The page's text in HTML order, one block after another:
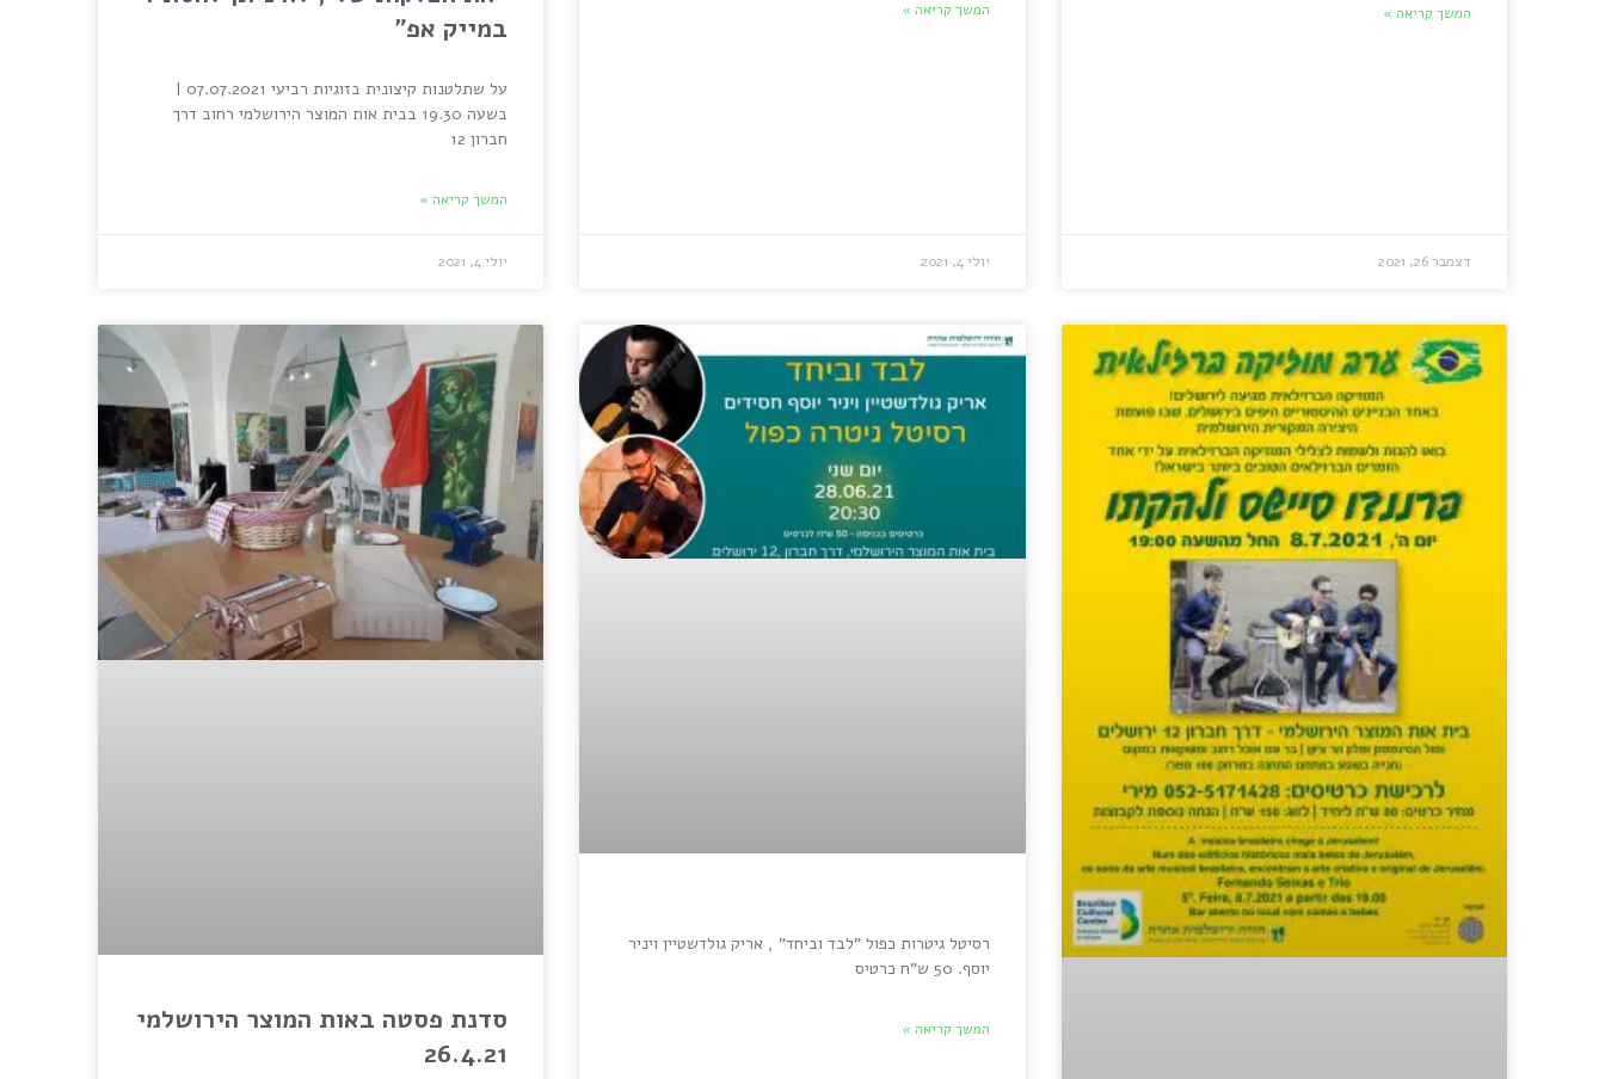
המשך קריאה »
דצמבר 26, 2021
המשך קריאה »
יולי 4, 2021
במייק אפ"
על שתלטנות קיצונית בזוגיות רביעי 07.07.2021 |
בשעה 19.30 בבית אות המוצר הירושלמי רחוב דרך
חברון 12
המשך קריאה »
יולי 4, 2021
רסיטל גיטרות כפול "לבד וביחד" , אריק גולדשטיין ויניר
יוסף. 50 ש"ח כרטיס
המשך קריאה »
סדנת פסטה באות המוצר הירושלמי
26.4.21